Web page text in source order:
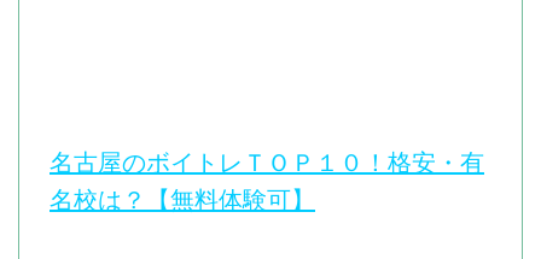
名古屋のボイトレＴＯＰ１０！格安・有
名校は？【無料体験可】